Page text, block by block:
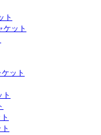
ト
ケット
ット
ト